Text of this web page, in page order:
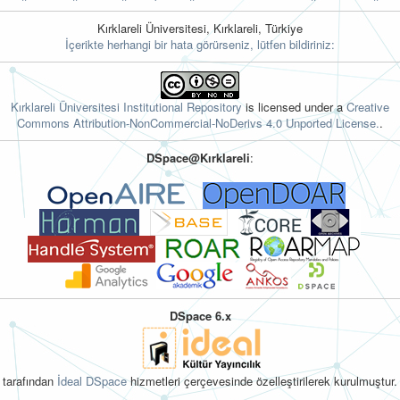
Kırklareli Üniversitesi, Kırklareli, Türkiye
İçerikte herhangi bir hata görürseniz, lütfen bildiriniz:
Kırklareli Üniversitesi Institutional Repository is licensed under aCreative
Commons Attribution-NonCommercial-NoDerivs 4.0 Unported License..
DSpace@Kırklareli:
DSpace 6.x
tarafından İdeal DSpacehizmetleri çerçevesinde özelleştirilerek kurulmuştur.